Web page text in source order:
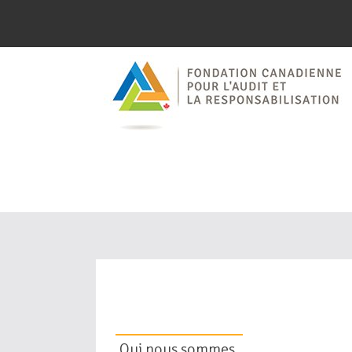
Faire
dans le